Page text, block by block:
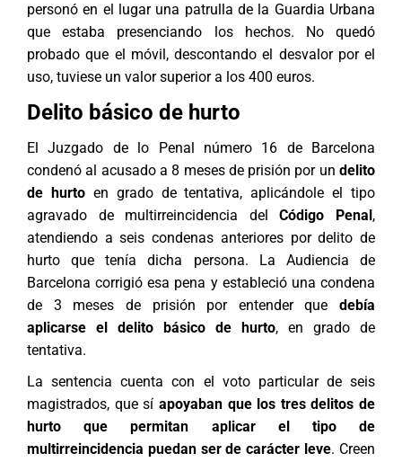
personó en el lugar una patrulla de la Guardia Urbana
que estaba presenciando los hechos. No quedó
probado que el móvil, descontando el desvalor por el
uso, tuviese un valor superior a los 400 euros.
Delito básico de hurto
El Juzgado de lo Penal número 16 de Barcelona
condenó al acusado a 8 meses de prisión por un delito
de hurtoen grado de tentativa, aplicándole el tipo
agravado de multirreincidencia delCódigo Penal,
atendiendo a seis condenas anteriores por delito de
hurto que tenía dicha persona. La Audiencia de
Barcelona corrigió esa pena y estableció una condena
de 3 meses de prisión por entender que debía
aplicarse el delito básico de hurto, en grado de
tentativa.
La sentencia cuenta con el voto particular de seis
magistrados, que sí apoyaban que los tres delitos de
hurto que permitan aplicar el tipo de
multirreincidencia puedan ser de carácter leve. Creen